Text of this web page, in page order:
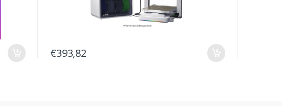
€393,82